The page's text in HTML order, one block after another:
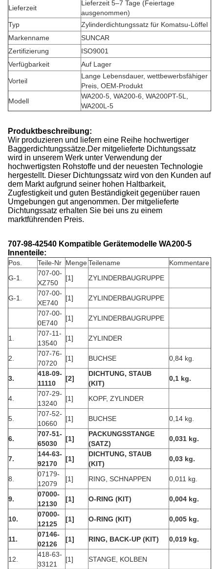
Lieferzeit
Lieferzeit 5–7 Tage (Feiertage
ausgenommen)
Typ
Zylinderdichtungssatz für Komatsu-Löffel
Markenname
SUNCAR
Zertifizierung
ISO9001
Verfügbarkeit
Auf Lager
Vorteil
Lange Lebensdauer, wettbewerbsfähiger
Preis, OEM-Produkt
Modell
WA200-5, WA200-6, WA200PT-5L,
WA200L-5
Produktbeschreibung:
Wir produzieren und liefern eine Reihe hochwertiger
Baggerdichtungssätze.Der mitgelieferte Dichtungssatz
wird in unserem Werk unter Verwendung der
hochwertigsten Rohstoffe und der neuesten Technologie
hergestellt. Dieser Dichtungssatz wird von den Kunden auf
dem Markt aufgrund seiner hohen Haltbarkeit,
Zugfestigkeit und guten Beständigkeit gegenüber rauen
Umgebungen gut angenommen. Der mitgelieferte
Dichtungssatz erhalten Sie bei uns zu einem
marktführenden Preis.
707-98-42540 Kompatible Gerätemodelle WA200-5
Innenteile:
Pos. Teile-Nr MengeTeilename
Kommentare
G-1.
707-00-
XZ750
[1] ZYLINDERBAUGRUPPE
G-1.
707-00-
XE740
[1]
ZYLINDERBAUGRUPPE
707-00-
0E740
[1] ZYLINDERBAUGRUPPE
1.
707-11-
13540
[1] ZYLINDER
2.
707-76-
70720
[1] BUCHSE 0,84 kg.
3.
418-09-
11110
[2]
DICHTUNG, STAUB
(KIT)
0,1 kg.
4.
707-29-
13240
[1] KOPF, ZYLINDER
5.
707-52-
10660
[1] BUCHSE 0,14 kg.
6.
707-51-
65030
[1]
PACKUNGSSTANGE
(SATZ)
0,031 kg.
7.
144-63-
92170
[1]
DICHTUNG, STAUB
(KIT)
0,03 kg.
8.
07179-
12079
[1] RING, SCHNAPPEN 0,011 kg.
9.
07000-
12130
[1] O-RING (KIT) 0,004 kg.
10.
07000-
12125
[1] O-RING (KIT) 0,005 kg.
11.
07146-
02126
[1] RING, BACK-UP (KIT) 0,019 kg.
12.
418-63-
33121
[1] STANGE, KOLBEN